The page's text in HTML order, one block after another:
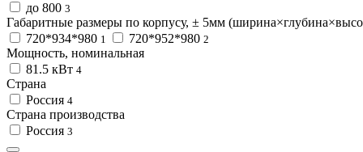
до 800 3
Габаритные размеры по корпусу, ± 5мм
720*934*980 1 720*952*980 2
Мощность, номинальная
81.5 кВт 4
Страна
Россия 4
Страна производства
Россия 3